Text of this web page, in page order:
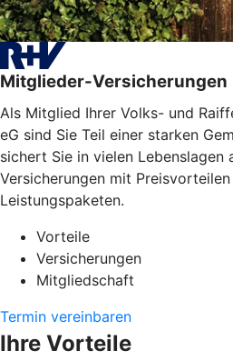
Mitglieder-Versicherungen
Als Mitglied Ihrer Volks- und
eG sind Sie Teil einer starken
sichert Sie in vielen
Versicherungen mit
Leistungspaketen.
Vorteile
Versicherungen
Mitgliedschaft
Termin vereinbaren
Ihre Vorteile